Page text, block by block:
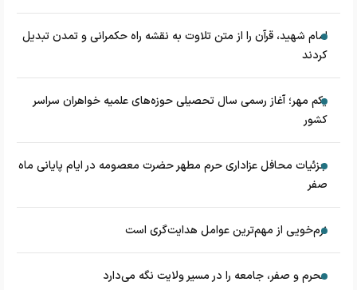
امام شهید، قرآن را از متن تلاوت به نقشه راه حکمرانی و تمدن تبدیل
کردند
یکم مهر؛ آغاز رسمی سال تحصیلی حوزه‌های علمیه خواهران سراسر
کشور
جزئیات محافل عزاداری حرم مطهر حضرت معصومه در ایام پایانی ماه
صفر
نرم‌خویی از مهم‌ترین عوامل هدایت‌گری است
محرم و صفر، جامعه را در مسیر ولایت نگه می‌دارد